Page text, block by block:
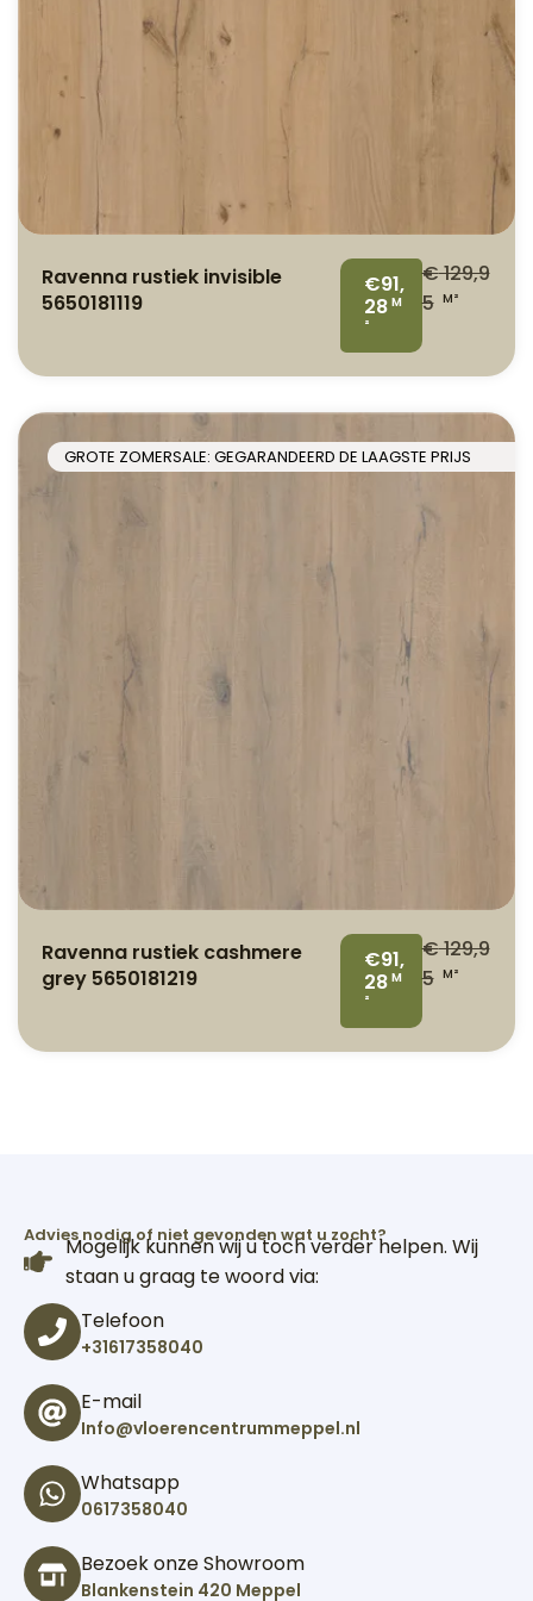
Ravenna rustiek invisible
5650181119
€91,
28 M
²
€129,9
5 M²
GROTE ZOMERSALE: GEGARANDEERD DE LAAGSTE PRIJS
Ravenna rustiek cashmere
grey 5650181219
€91,
28 M
²
€129,9
5 M²
Advies nodig of niet gevonden wat u zocht?
Mogelijk kunnen wij u toch verder helpen. Wij
staan u graag te woord via:
Telefoon
+31617358040
E-mail
Info@vloerencentrummeppel.nl
Whatsapp
0617358040
Bezoek onze Showroom
Blankenstein 420 Meppel